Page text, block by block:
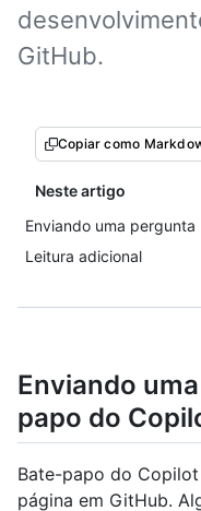
GitHub.
Copiar como
Neste artigo
Enviando uma
Leitura adicional
Enviando
papo do
Bate-papo do
página em GitHub.